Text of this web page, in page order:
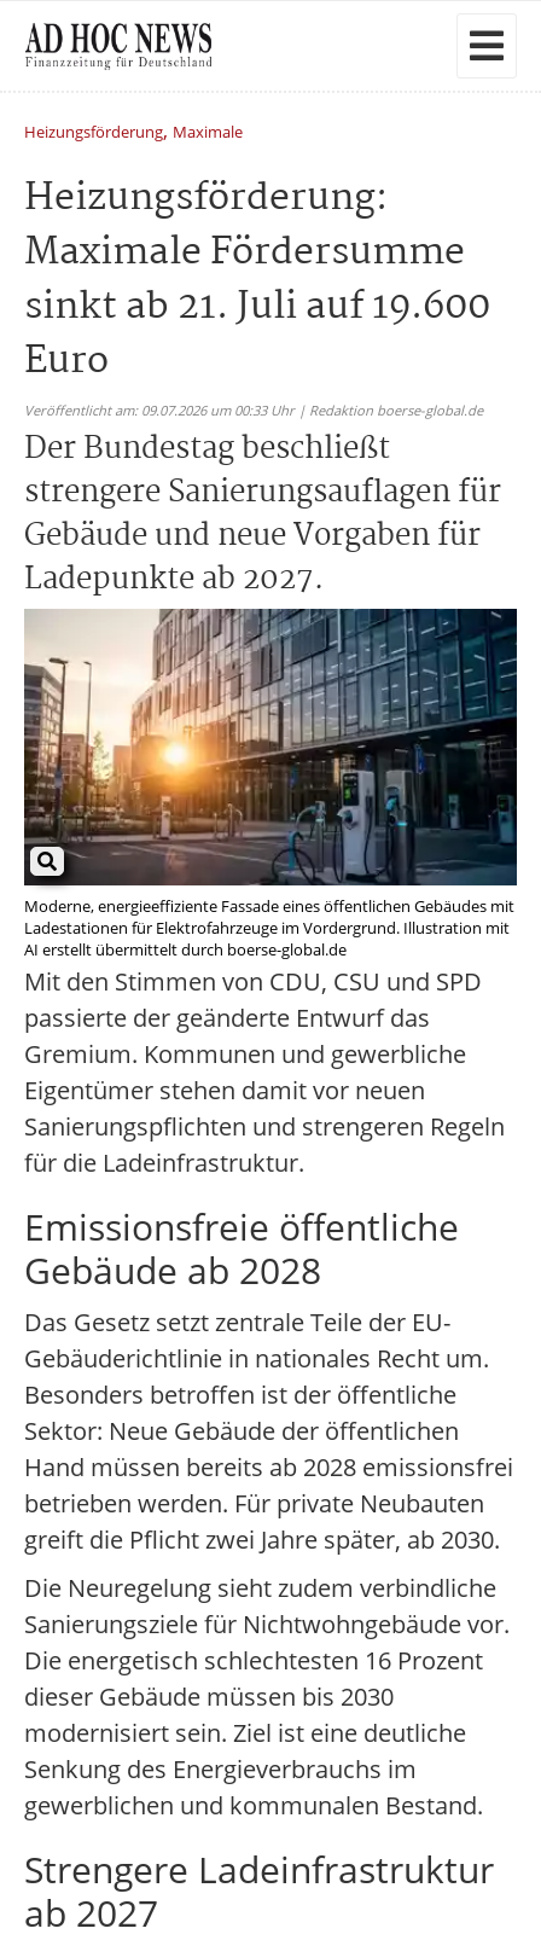
Heizungsförderung, Maximale
Heizungsförderung:
Maximale Fördersumme
sinkt ab 21. Juli auf 19.600
Euro
Veröffentlicht am: 09.07.2026 um 00:33 Uhr | Redaktion boerse-global.de
Der Bundestag beschließt
strengere Sanierungsauflagen für
Gebäude und neue Vorgaben für
Ladepunkte ab 2027.
Moderne, energieeffiziente Fassade eines öffentlichen Gebäudes mit
Ladestationen für Elektrofahrzeuge im Vordergrund. Illustration mit
AI erstellt übermittelt durch boerse-global.de
Mit den Stimmen von CDU, CSU und SPD
passierte der geänderte Entwurf das
Gremium. Kommunen und gewerbliche
Eigentümer stehen damit vor neuen
Sanierungspflichten und strengeren Regeln
für die Ladeinfrastruktur.
Emissionsfreie öffentliche
Gebäude ab 2028
Das Gesetz setzt zentrale Teile der EU-
Gebäuderichtlinie in nationales Recht um.
Besonders betroffen ist der öffentliche
Sektor: Neue Gebäude der öffentlichen
Hand müssen bereits ab 2028 emissionsfrei
betrieben werden. Für private Neubauten
greift die Pflicht zwei Jahre später, ab 2030.
Die Neuregelung sieht zudem verbindliche
Sanierungsziele für Nichtwohngebäude vor.
Die energetisch schlechtesten 16 Prozent
dieser Gebäude müssen bis 2030
modernisiert sein. Ziel ist eine deutliche
Senkung des Energieverbrauchs im
gewerblichen und kommunalen Bestand.
Strengere Ladeinfrastruktur
ab 2027